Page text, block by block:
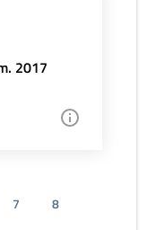
2017
7
8